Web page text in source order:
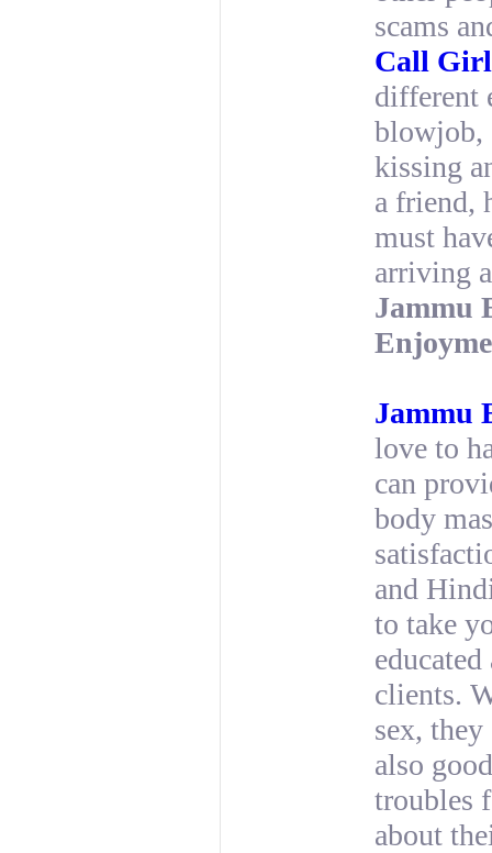
scams
Call
different
blowjob,
kissing
a friend,
must
arriving
Jammu
Jammu
love to
can
body
and
to take
clients.
sex,
also
troubles
about